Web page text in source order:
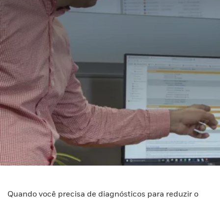
Quando você precisa de diagnósticos para reduzir o